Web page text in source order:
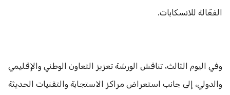
الفعّالة للانسكابات.
وفي اليوم الثالث، تناقش الورشة تعزيز التعاون الوطني والإقليمي
والدولي، إلى جانب استعراض مراكز الاستجابة والتقنيات الحديثة